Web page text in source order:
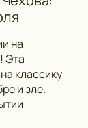
на
Эта
классику
и зле.